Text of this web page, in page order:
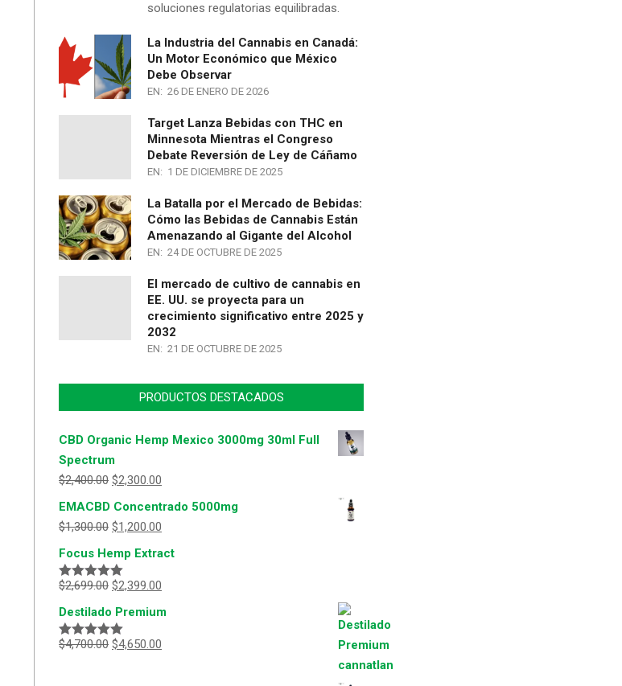
soluciones regulatorias equilibradas.
La Industria del Cannabis en Canadá:
Un Motor Económico que México
Debe Observar
EN: 26 DE ENERO DE 2026
Target Lanza Bebidas con THC en
Minnesota Mientras el Congreso
Debate Reversión de Ley de Cáñamo
EN: 1 DE DICIEMBRE DE 2025
La Batalla por el Mercado de Bebidas:
Cómo las Bebidas de Cannabis Están
Amenazando al Gigante del Alcohol
EN: 24 DE OCTUBRE DE 2025
El mercado de cultivo de cannabis en
EE. UU. se proyecta para un
crecimiento significativo entre 2025 y
2032
EN: 21 DE OCTUBRE DE 2025
PRODUCTOS DESTACADOS
CBD Organic Hemp Mexico 3000mg 30ml Full
Spectrum
$2,400.00 $2,300.00
EMACBD Concentrado 5000mg
$1,300.00 $1,200.00
Focus Hemp Extract
Valorado
5
$2,699.00 $2,399.00
Destilado Premium
Valorado
$4,700.00 $4,650.00